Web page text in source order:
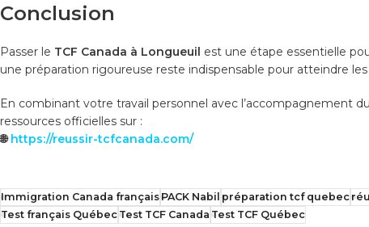
Conclusion
Passer le TCF Canada à Longueuil est une étape essentielle
une préparation rigoureuse reste indispensable pour atteindre les
En combinant votre travail personnel avec l’accompagnement du
ressources officielles sur :
🌐https://reussir-tcfcanada.com/
Immigration Canada françaisPACK Nabil préparation tcf quebec
Test français QuébecTest TCF Canada Test TCF Québec